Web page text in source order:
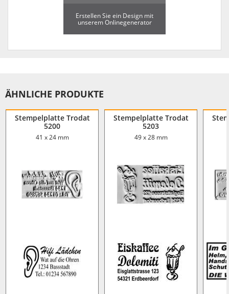
Erstellen Sie ein Design mit
unserem Onlinegenerator
ÄHNLICHE PRODUKTE
Stempelplatte Trodat
5200
41 x 24 mm
Stempelplatte Trodat
5203
49 x 28 mm